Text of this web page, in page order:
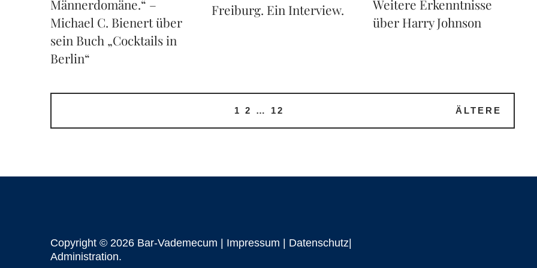
Männerdomäne.“ –
Michael C. Bienert über
sein Buch „Cocktails in
Berlin“
Freiburg. Ein Interview.
Weitere Erkenntnisse
über Harry Johnson
1 2 … 12 ÄLTERE
Copyright © 2026 Bar-Vademecum | Impressum
Datenschutz|
Administration